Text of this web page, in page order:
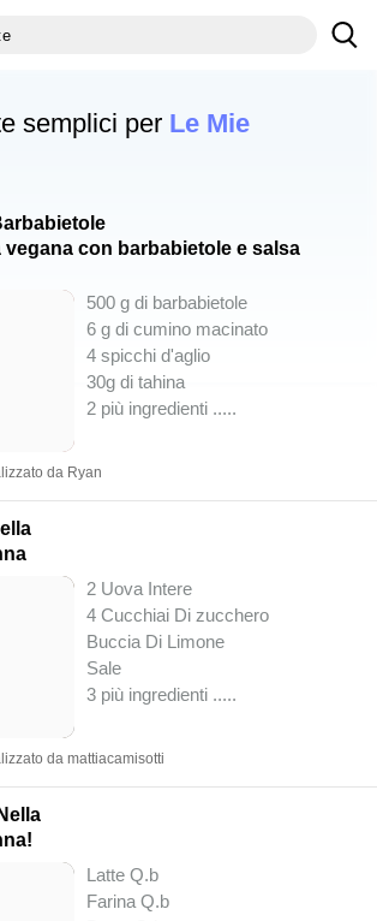
semplici per Le Mie
con barbabietole e salsa
500 g di barbabietole
6 g di cumino macinato
4 spicchi d'aglio
30g di tahina
2 più ingredienti .....
da Ryan
2 Uova Intere
4 Cucchiai Di zucchero
Buccia Di Limone
Sale
3 più ingredienti .....
da mattiacamisotti
Latte Q.b
Farina Q.b